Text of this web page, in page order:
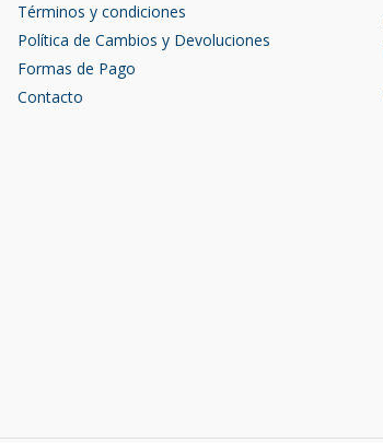
Términos y condiciones
Política de Cambios y Devoluciones
Formas de Pago
Contacto